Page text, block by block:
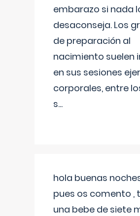
embarazo si nada
desaconseja. Los
de preparación al
nacimiento suelen
en sus sesiones
corporales, entre
s...
hola buenas
pues os comento ,
una bebe de siete